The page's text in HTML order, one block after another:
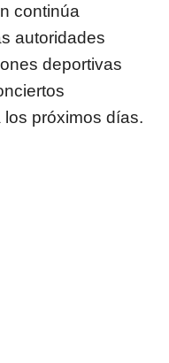
continúa
autoridades
deportivas
próximos días.